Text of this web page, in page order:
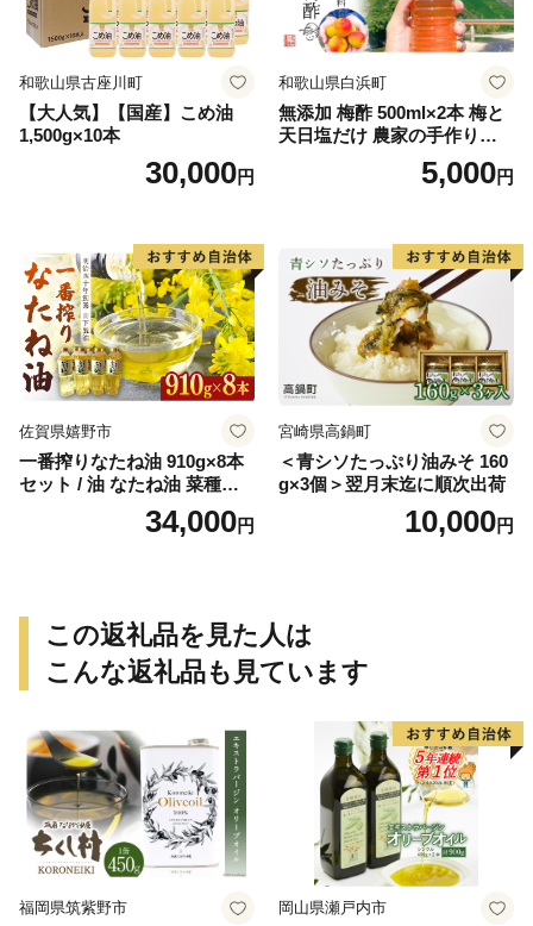
和歌山県古座川町
【大人気】【国産】こめ油
1,500g×10本
30,000円
和歌山県白浜町
無添加 梅酢 500ml×2本 梅と
天日塩だけ 農家の手作り完
5,000円
佐賀県嬉野市
一番搾りなたね油 910g×8本
セット / 油 なたね油 菜種油
ナタネ【山下製油】 [NBE00
34,000円
宮崎県高鍋町
＜青シソたっぷり油みそ 160
g×3個＞翌月末迄に順次出荷
10,000円
この返礼品を見た人は
こんな返礼品も見ています
福岡県筑紫野市 岡山県瀬戸内市